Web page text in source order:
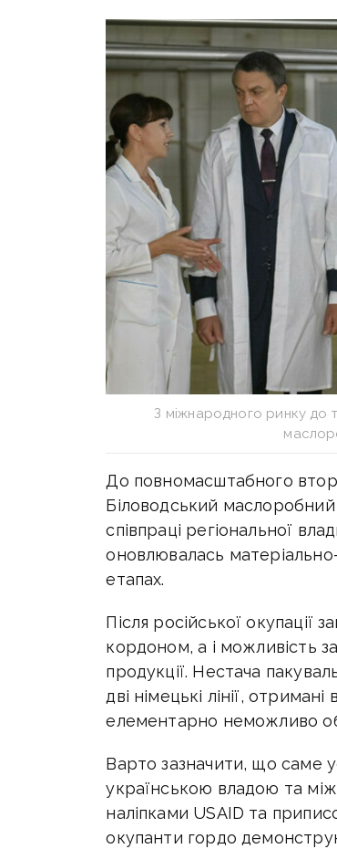
З міжнародного ринку до
До повномасштабного
Біловодський
співпраці регіональної
оновлювалась
етапах.
Після російської окупації
кордоном, а і можливість
продукції. Нестача
дві німецькі лінії,
елементарно неможливо
Варто зазначити, що саме
українською владою та
наліпками USAID та
окупанти гордо